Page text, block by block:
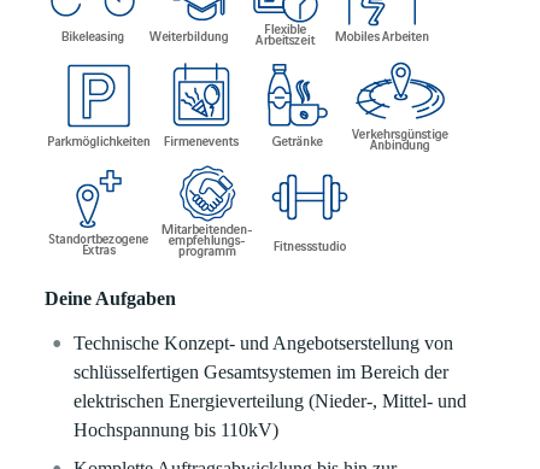
Deine Aufgaben
Technische Konzept- und Angebotserstellung von
schlüsselfertigen Gesamtsystemen im Bereich der
elektrischen Energieverteilung (Nieder-, Mittel- und
Hochspannung bis 110kV)